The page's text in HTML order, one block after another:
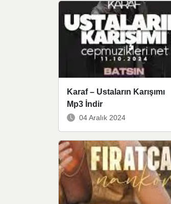
Karaf – Ustaların Karışımı
Mp3 İndir
04 Aralık 2024